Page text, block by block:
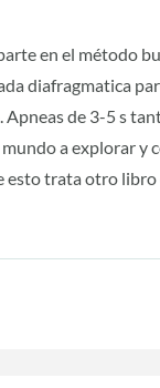
en el método
diafragmatica
Apneas de 3-5 s
a explorar y
esto trata otro